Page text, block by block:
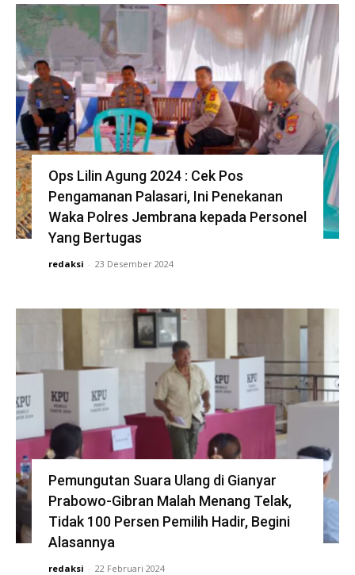
Ops Lilin Agung 2024 : Cek Pos
Pengamanan Palasari, Ini Penekanan
Waka Polres Jembrana kepada Personel
Yang Bertugas
redaksi - 23 Desember 2024
Pemungutan Suara Ulang di Gianyar
Prabowo-Gibran Malah Menang Telak,
Tidak 100 Persen Pemilih Hadir, Begini
Alasannya
redaksi - 22 Februari 2024